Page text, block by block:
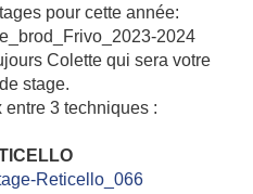
pour cette année:
Colette qui sera votre
stage.
3 techniques :